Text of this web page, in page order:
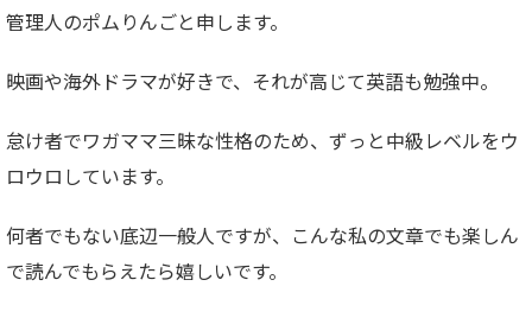
管理人のポムりんごと申します。
映画や海外ドラマが好きで、それが高じて英語も勉強中。
怠け者でワガママ三昧な性格のため、ずっと中級レベルをウ
ロウロしています。
何者でもない底辺一般人ですが、こんな私の文章でも楽しん
で読んでもらえたら嬉しいです。